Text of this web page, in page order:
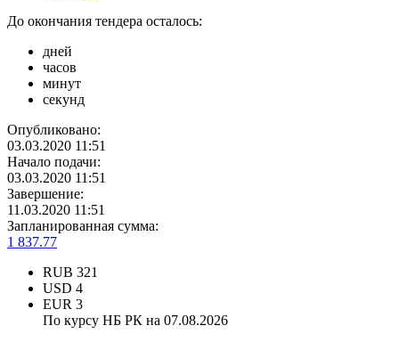
До окончания тендера осталось:
дней
часов
минут
секунд
Опубликовано:
03.03.2020 11:51
Начало подачи:
03.03.2020 11:51
Завершение:
11.03.2020 11:51
Запланированная сумма:
1 837.77
RUB 321
USD 4
EUR 3
По курсу НБ РК на 07.08.2026